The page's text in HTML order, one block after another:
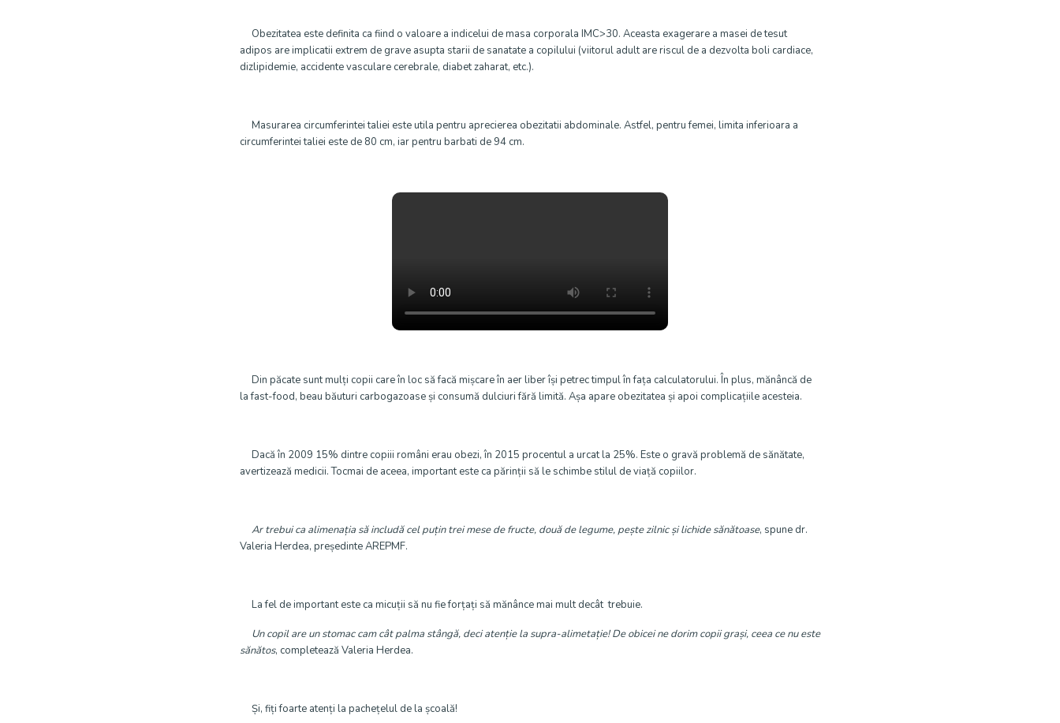
Obezitatea este definita ca fiind o valoare a indicelui de masa corporala IMC>30. Aceasta exagerare a masei de tesut
adipos are implicatii extrem de grave asupta starii de sanatate a copilului (viitorul adult are riscul de a dezvolta boli cardiace,
dizlipidemie, accidente vasculare cerebrale, diabet zaharat, etc.).
Masurarea circumferintei taliei este utila pentru aprecierea obezitatii abdominale. Astfel, pentru femei, limita inferioara a
circumferintei taliei este de 80 cm, iar pentru barbati de 94 cm.
Din păcate sunt mulți copii care în loc să facă mișcare în aer liber își petrec timpul în fața calculatorului. În plus, mănâncă de
la fast-food, beau băuturi carbogazoase și consumă dulciuri fără limită. Așa apare obezitatea și apoi complicațiile acesteia.
Dacă în 2009 15% dintre copiii români erau obezi, în 2015 procentul a urcat la 25%. Este o gravă problemă de sănătate,
avertizează medicii. Tocmai de aceea, important este ca părinții să le schimbe stilul de viață copiilor.
Ar trebui ca alimenația să includă cel puțin trei mese de fructe, două de legume, pește zilnic și lichide sănătoase, spune dr.
Valeria Herdea, președinte AREPMF.
La fel de important este ca micuții să nu fie forțați să mănânce mai mult decât trebuie.
Un copil are un stomac cam cât palma stângă, deci atenție la supra-alimetație! De obicei ne dorim copii grași, ceea ce nu este
sănătos, completează Valeria Herdea.
Și, fiți foarte atenți la pachețelul de la școală!